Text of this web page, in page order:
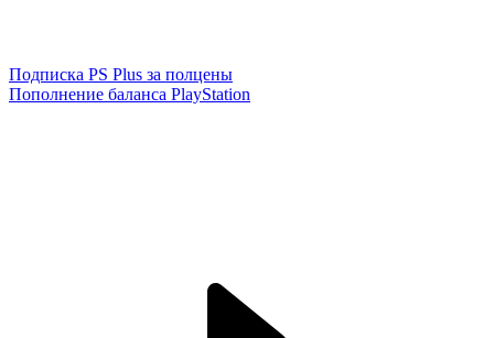
Подписка PS Plus за полцены
Пополнение баланса PlayStation